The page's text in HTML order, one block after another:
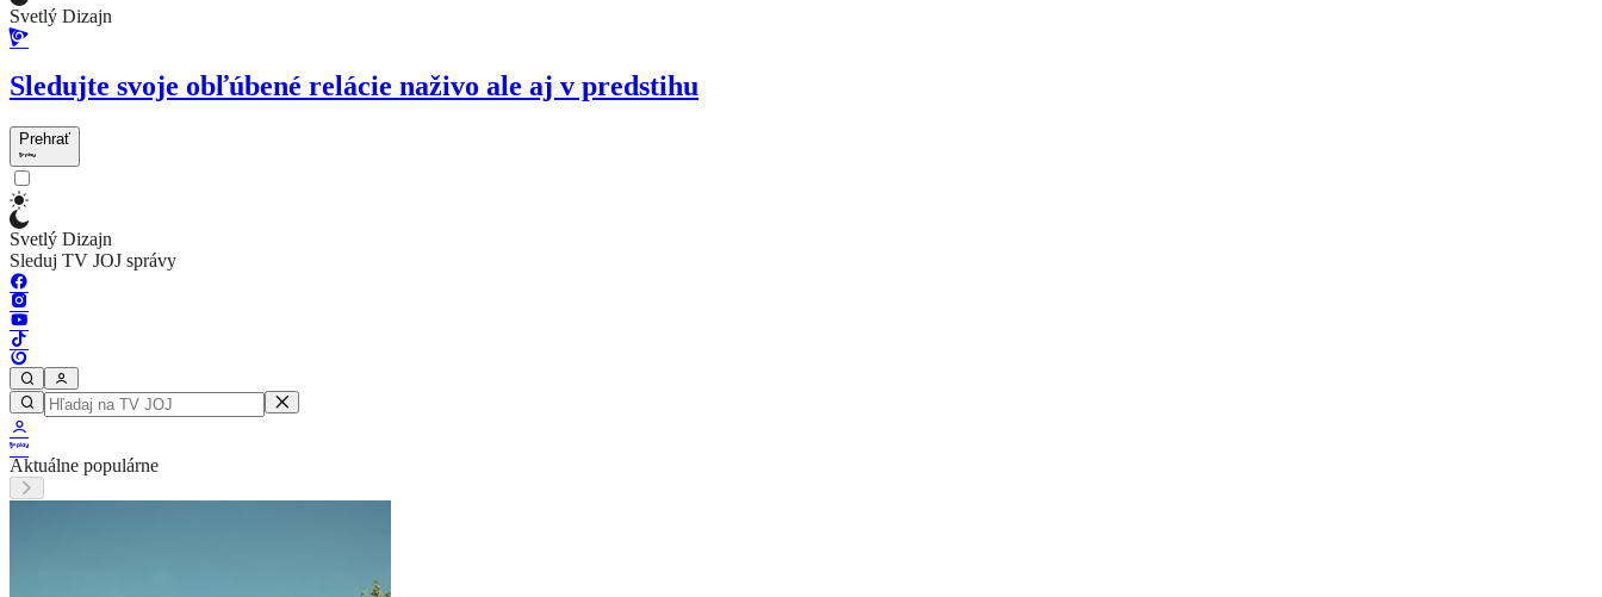
Svetlý Dizajn
Sledujte svoje obľúbené relácie naživo ale aj v predstihu
Prehrať
Svetlý Dizajn
Sleduj TV JOJ správy
Aktuálne populárne